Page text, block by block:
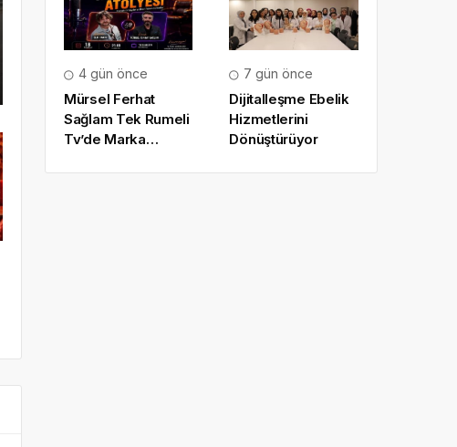
4 gün önce
Mürsel Ferhat
Sağlam Tek Rumeli
Tv’de Marka
7 gün önce
Dijitalleşme Ebelik
Hizmetlerini
Dönüştürüyor